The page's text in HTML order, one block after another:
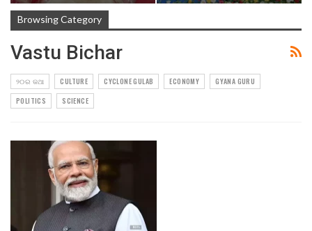
Browsing Category
Vastu Bichar
୨୦ର କଥା CULTURE CYCLONE GULAB ECONOMY
GYANA GURU
POLITICS
SCIENCE